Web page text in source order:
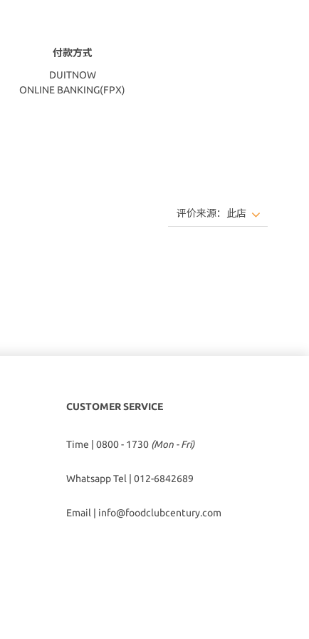
付款方式
DUITNOW
ONLINE BANKING(FPX)
CUSTOMER SERVICE
Time | 0800 - 1730 (Mon - Fri)
Whatsapp Tel | 012-6842689
Email | info@foodclubcentury.com